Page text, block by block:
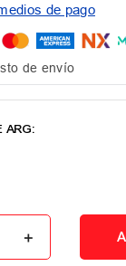
de pago
de envío
＋